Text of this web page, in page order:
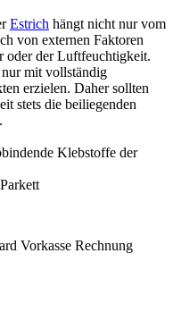
Estrich hängt nicht nur vom
von externen Faktoren
oder der Luftfeuchtigkeit.
nur mit vollständig
erzielen. Daher sollten
stets die beiliegenden
Klebstoffe der
Vorkasse Rechnung